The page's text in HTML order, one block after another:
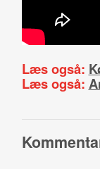
Læs også:
Læs også: